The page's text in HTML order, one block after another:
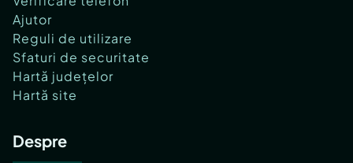
Ajutor
Reguli de utilizare
Sfaturi de securitate
Hartă județelor
Hartă site
Despre